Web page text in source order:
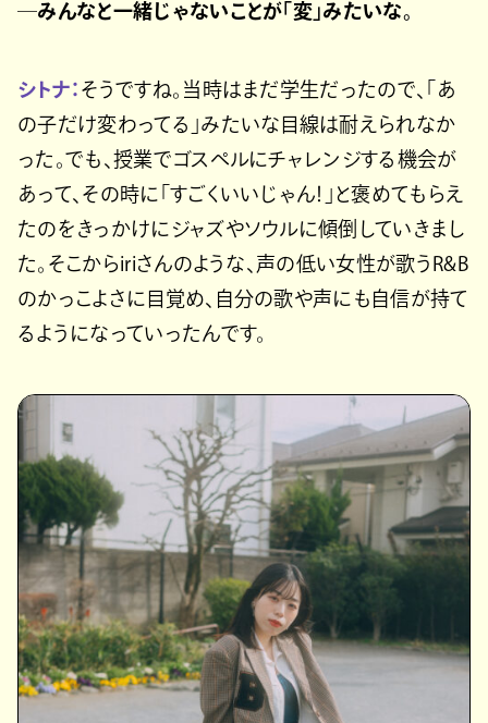
─みんなと一緒じゃないことが「変」みたいな。
シトナ： そうですね。当時はまだ学生だったので、「あ
の子だけ変わってる」みたいな目線は耐えられなか
った。でも、授業でゴスペルにチャレンジする機会が
あって、その時に「すごくいいじゃん！」と褒めてもらえ
たのをきっかけにジャズやソウルに傾倒していきまし
た。そこからiriさんのような、声の低い女性が歌うR&B
のかっこよさに目覚め、自分の歌や声にも自信が持て
るようになっていったんです。